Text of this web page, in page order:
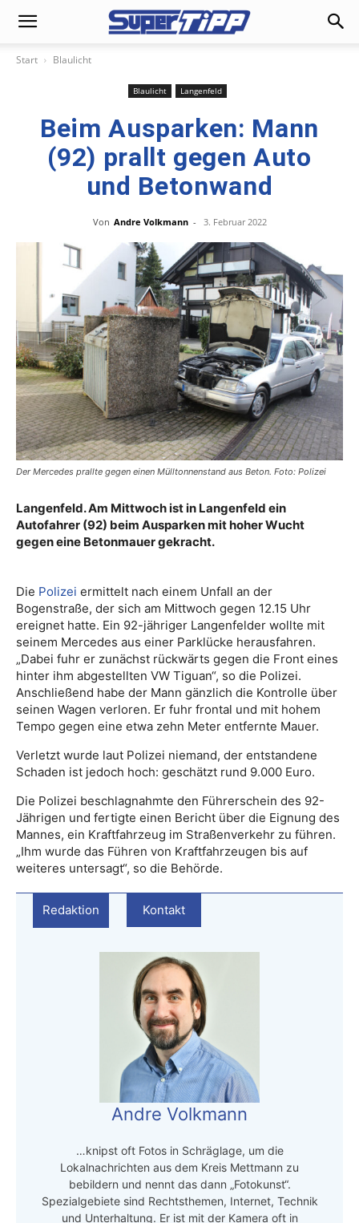
Start Blaulicht
Blaulicht Langenfeld
Beim Ausparken: Mann
(92) prallt gegen Auto
und Betonwand
Von Andre Volkmann - 3. Februar 2022
Der Mercedes prallte gegen einen Mülltonnenstand aus Beton. Foto: Polizei
Langenfeld. Am Mittwoch ist in Langenfeld ein
Autofahrer (92) beim Ausparken mit hoher Wucht
gegen eine Betonmauer gekracht.
Die Polizei ermittelt nach einem Unfall an der
Bogenstraße, der sich am Mittwoch gegen 12.15 Uhr
ereignet hatte. Ein 92-jähriger Langenfelder wollte mit
seinem Mercedes aus einer Parklücke herausfahren.
„Dabei fuhr er zunächst rückwärts gegen die Front eines
hinter ihm abgestellten VW Tiguan“, so die Polizei.
Anschließend habe der Mann gänzlich die Kontrolle über
seinen Wagen verloren. Er fuhr frontal und mit hohem
Tempo gegen eine etwa zehn Meter entfernte Mauer.
Verletzt wurde laut Polizei niemand, der entstandene
Schaden ist jedoch hoch: geschätzt rund 9.000 Euro.
Die Polizei beschlagnahmte den Führerschein des 92-
Jährigen und fertigte einen Bericht über die Eignung des
Mannes, ein Kraftfahrzeug im Straßenverkehr zu führen.
„Ihm wurde das Führen von Kraftfahrzeugen bis auf
weiteres untersagt“, so die Behörde.
Redaktion Kontakt
Andre Volkmann
…knipst oft Fotos in Schräglage, um die
Lokalnachrichten aus dem Kreis Mettmann zu
bebildern und nennt das dann „Fotokunst“.
Spezialgebiete sind Rechtsthemen, Internet, Technik
und Unterhaltung. Er ist mit der Kamera oft in